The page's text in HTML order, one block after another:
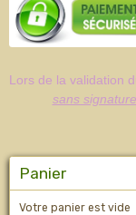
Lors de la validation
sans signature
Panier
Votre panier est vide